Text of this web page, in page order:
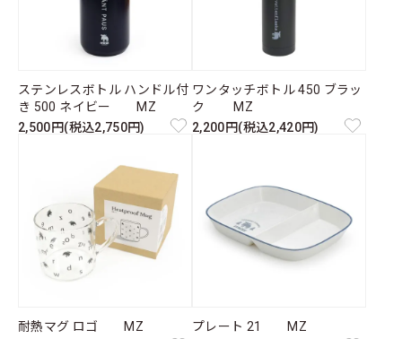
ステンレスボトル ハンドル付
き 500 ネイビー MZ
2,500円(税込2,750円)
ワンタッチボトル 450 ブラッ
ク MZ
2,200円(税込2,420円)
耐熱マグ ロゴ MZ
プレート 21 MZ